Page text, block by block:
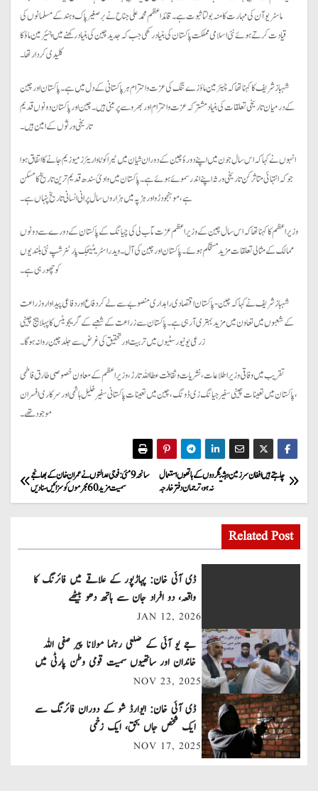
ماسٹر یوآن کی مہارت کا منہ بولتا ثبوت ہے۔ قائد اعظم محمد علی جناح نے برصغیر پاک و ہند کے مسلمانوں کی
قیادت کرتے ہوئے نئی اسلامی مملکت پاکستان کی بنیاد رکھی جب کہ جدید چین کی بنیاد رکھنے میں چئیرمین ماؤ کا
کلیدی کردار تھا۔
شہباز شریف کا کہنا تھا کہ چیئرمین ماؤزے تنگ کی عزت و احترام ہر پاکستانی کے دل میں ہے۔ پاکستان اور چین
کے درمیان تاریخی تعلقات کی بنیاد مشترکہ عزت و احترام اور بھروسے پر مبنی ہیں۔ چین اور پاکستان دونوں قدیم
تاریخی ورثوں کے امین ہیں۔
انہوں نے کہا کہ اس سال جون میں اپنے دورۂ چین کے دوران شیان میں ٹیرا کوٹا واریئرز میوزیم جانے کا اتفاق ہوا
جو کہ انتہائی متاثر کن تاریخی ورثہ اپنے اندر سموئے ہوئے ہے۔ پاکستان میں وادیٔ سندھ قدیم ترین تاریخ کا مسکن
ہے، موہنجو دڑو اور ہڑپہ میں ہزاروں سال پرانی انسانی تاریخ پنہاں ہے۔
وزیراعظم کا کہنا تھا کہ اس سال چین کے وزیراعظم عزت مآب لی کی چیانگ کے پاکستان کے دورے سے دونوں
ممالک کے مثالی تعلقات مزید مستحکم ہوئے۔ پاکستان اور چین کی آل ۔ویدر اسٹریٹیجک پارٹنر شپ نئی بلندیوں
کو چھو رہی ہے۔
شہباز شریف نے کہا کہ چین-پاکستان اقتصادی راہداری منصوبے سے لے کر دفاع اور دفاعی پیداوار و زراعت
کے شعبوں میں تعاون میں مزید بہتری آ رہی ہے۔ پاکستان سے زراعت کے شعبے کے گریجویٹس کا پہلا بیج چینی
زرعی یونیورسٹیوں میں تربیت اور تحقیق کی غرض سے جلد چین روانہ ہو گا۔
تقریب میں وفاقی وزیر اطلاعات ، نشریات و ثقافت عطا اللہ تارڑ ، وزیراعظم کے معاون خصوصی طارق فاطمی
،پاکستان میں تعینات چینی سفیر جیانگ زی ڈونگ،چین میں تعینات پاکستانی سفیر خلیل ہاشمی اور سرکاری افسران
موجود تھے۔
P
o
s
t
a
v
i
g
a
سانحہ 9 مئی: فوجی عدالتوں نے عمران خان کے بھانجے
سمیت مزید 60 مجرموں کو سزائیں سنا دیں
چاہتے ہیں افغان سرزمین دہشتگردوں کے ہاتھوں استعمال
نہ ہو، ترجمان دفتر خارجہ
Related Post
ڈی آئی خان: پہاڑپور کے علاقے میں فائرنگ کا
واقعہ، دو افراد جان سے ہاتھ دھو بیٹھے
JAN 12, 2026
جے یو آئی کے ضلعی رہنما مولانا پیر صفی اللہ
خاندان اور ساتھیوں سمیت قومی وطن پارٹی میں
شامل
NOV 23, 2025
ڈی آئی خان: ایوارڈ شو کے دوران فائرنگ سے
ایک شخص جاں بحق، ایک زخمی
NOV 17, 2025